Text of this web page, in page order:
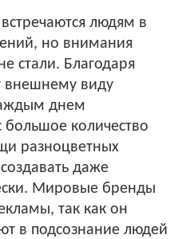
людям в
но внимания
стали. Благодаря
внешнему виду
днем
большое количество
разноцветных
даже
Мировые бренды
так как он
в подсознание людей